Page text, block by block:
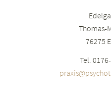
Thomas-
76275
Tel.